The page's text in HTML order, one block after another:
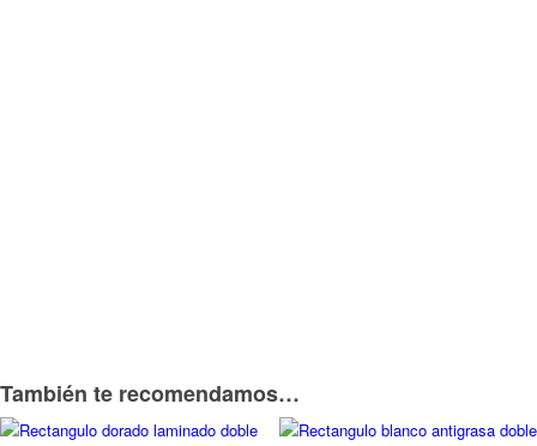
También te recomendamos…